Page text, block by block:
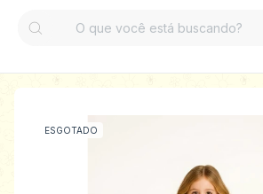
ESGOTADO